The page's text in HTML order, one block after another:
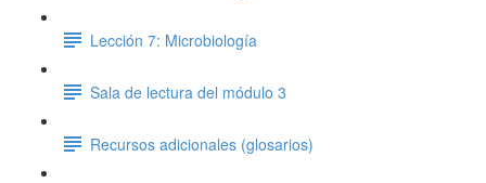
Lección 7: Microbiología
Sala de lectura del módulo 3
Recursos adicionales (glosarios)